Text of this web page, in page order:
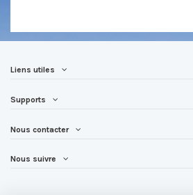
Liens utiles
Supports
Nous contacter
Nous suivre